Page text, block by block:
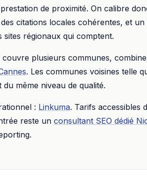
de proximité. On calibre
citations locales cohérentes, et un
sites régionaux qui comptent.
couvre plusieurs communes,
. Les communes voisines telle
du même niveau de qualité.
: Linkuma. Tarifs accessibles
reste un consultant SEO dédié